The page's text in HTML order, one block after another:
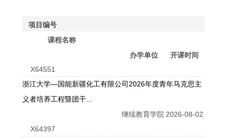
项目编号
课程名称
开课时间
办学单位
X64551
浙江大学—国能新疆化工有限公司2026年度青年马克思主
义者培养工程暨团干...
2026-08-02
继续教育学院
X64397